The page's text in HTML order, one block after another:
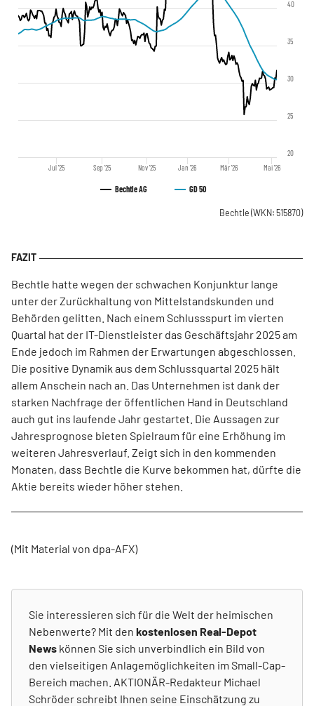
Bechtle AG GD 50
Jul '25 Sep '25 Nov '25 Jan '26 Mär '26 Mai '26
20
25
30
35
40
Bechtle (WKN: 515870)
Bechtle hatte wegen der schwachen Konjunktur lange
unter der Zurückhaltung von Mittelstandskunden und
Behörden gelitten. Nach einem Schlussspurt im vierten
Quartal hat der IT-Dienstleister das Geschäftsjahr 2025 am
Ende jedoch im Rahmen der Erwartungen abgeschlossen.
Die positive Dynamik aus dem Schlussquartal 2025 hält
allem Anschein nach an. Das Unternehmen ist dank der
starken Nachfrage der öffentlichen Hand in Deutschland
auch gut ins laufende Jahr gestartet. Die Aussagen zur
Jahresprognose bieten Spielraum für eine Erhöhung im
weiteren Jahresverlauf. Zeigt sich in den kommenden
Monaten, dass Bechtle die Kurve bekommen hat, dürfte die
Aktie bereits wieder höher stehen.
(Mit Material von dpa-AFX)
Sie interessieren sich für die Welt der heimischen
Nebenwerte? Mit den kostenlosen Real-Depot
News können Sie sich unverbindlich ein Bild von
den vielseitigen Anlagemöglichkeiten im Small-Cap-
Bereich machen. AKTIONÄR-Redakteur Michael
Schröder schreibt Ihnen seine Einschätzung zu